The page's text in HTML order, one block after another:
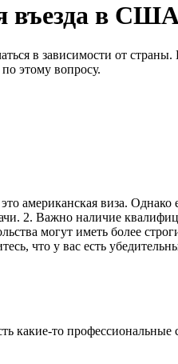
въезда в
в зависимости от страны.
этому вопросу.
американская виза. Однако
2. Важно наличие
могут иметь более
что у вас есть
какие-то профессиональные